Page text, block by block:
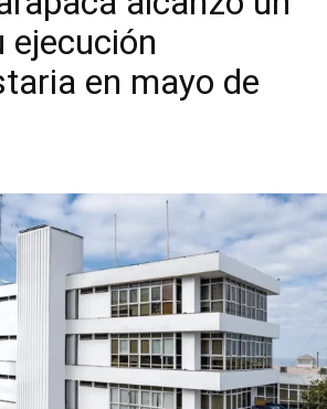
ejecución
en mayo de